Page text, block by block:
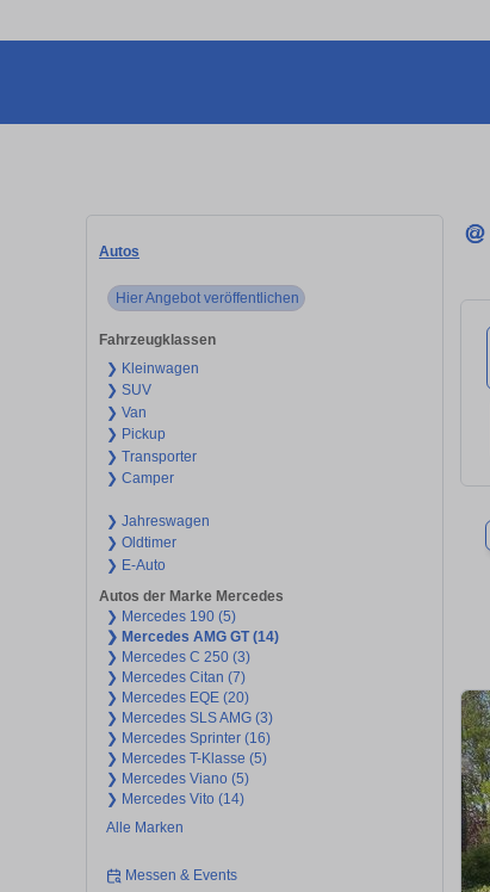
Autos
Hier Angebot veröffentlichen
Fahrzeugklassen
❯ Kleinwagen
❯ SUV
❯ Van
❯ Pickup
❯ Transporter
❯ Camper
❯ Jahreswagen
❯ Oldtimer
❯ E-Auto
Autos der Marke Mercedes
❯ Mercedes 190 (5)
❯ Mercedes AMG GT (14)
❯ Mercedes C 250 (3)
❯ Mercedes Citan (7)
❯ Mercedes EQE (20)
❯ Mercedes SLS AMG (3)
❯ Mercedes Sprinter (16)
❯ Mercedes T-Klasse (5)
❯ Mercedes Viano (5)
❯ Mercedes Vito (14)
Alle Marken
Messen & Events